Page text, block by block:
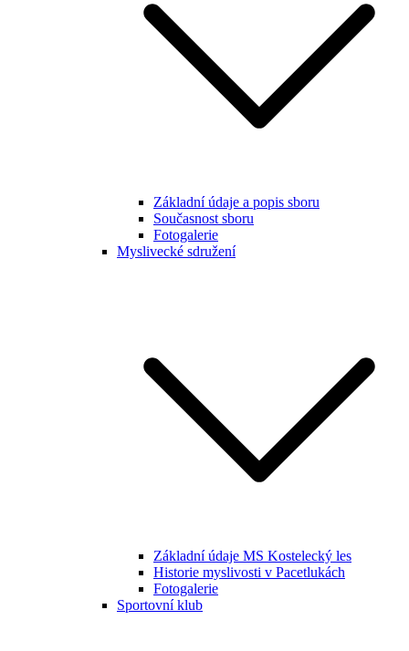
Základní údaje a popis sboru
Současnost sboru
Fotogalerie
Myslivecké sdružení
Základní údaje MS Kostelecký les
Historie myslivosti v Pacetlukách
Fotogalerie
Sportovní klub